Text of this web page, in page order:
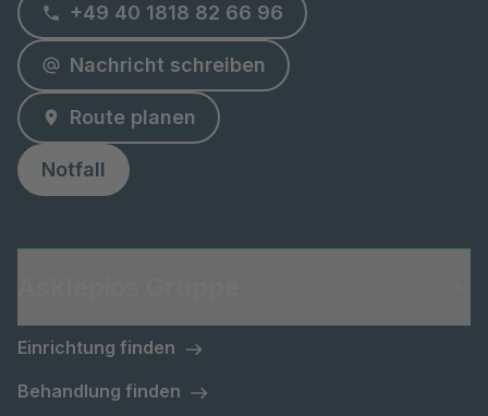
+49 40 1818 82 66 96
Nachricht schreiben
Route planen
Notfall
Einrichtung finden
Behandlung finden